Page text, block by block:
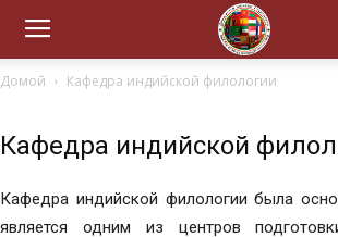
Домой Кафедра индийской филологии
Кафедра индийской
Кафедра индийской филологии была
является одним из центров